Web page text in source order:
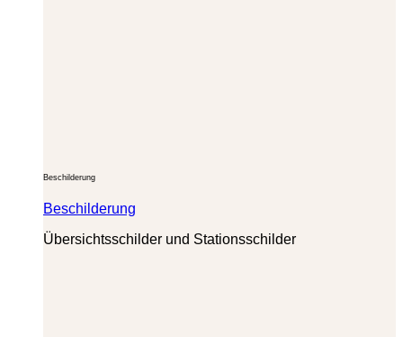
Beschilderung
Beschilderung
Übersichtsschilder und Stationsschilder